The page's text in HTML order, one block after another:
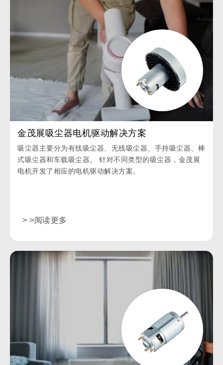
金茂展吸尘器电机驱动解决方案
吸尘器主要分为有线吸尘器、无线吸尘器、手持吸尘器、棒
式吸尘器和车载吸尘器。 针对不同类型的吸尘器，金茂展
电机开发了相应的电机驱动解决方案。
> >阅读更多